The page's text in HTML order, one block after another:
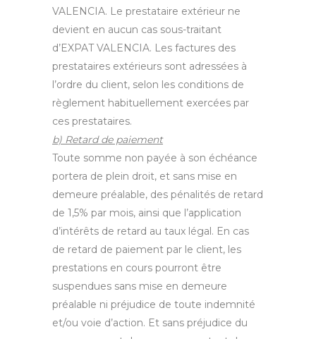
VALENCIA. Le prestataire extérieur ne
devient en aucun cas sous-traitant
d’EXPAT VALENCIA. Les factures des
prestataires extérieurs sont adressées à
l’ordre du client, selon les conditions de
règlement habituellement exercées par
ces prestataires.
b) Retard de paiement
Toute somme non payée à son échéance
portera de plein droit, et sans mise en
demeure préalable, des pénalités de retard
de 1,5% par mois, ainsi que l’application
d’intérêts de retard au taux légal. En cas
de retard de paiement par le client, les
prestations en cours pourront être
suspendues sans mise en demeure
préalable ni préjudice de toute indemnité
et/ou voie d’action. Et sans préjudice du